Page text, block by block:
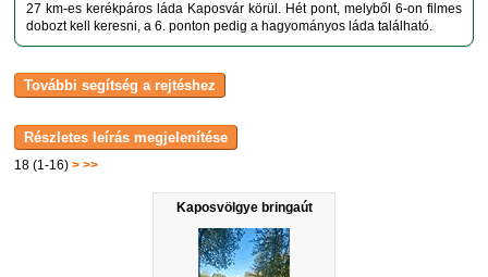
18 (1-16)> >>
Kaposvölgye bringaút
27 km-es kerékpáros láda Kaposvár körül. Hét pont, melyből 6-on filmes
dobozt kell keresni, a 6. ponton pedig a hagyományos láda található.